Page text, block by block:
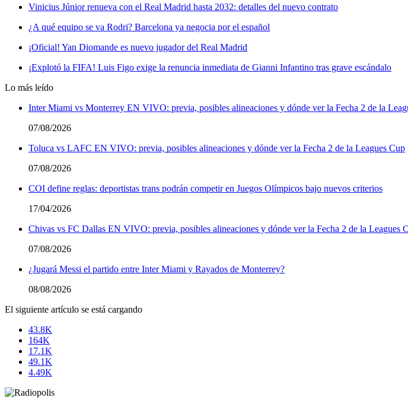
Vinicius Júnior renueva con el Real Madrid hasta 2032: detalles del nuevo contrato
¿A qué equipo se va Rodri? Barcelona ya negocia por el español
¡Oficial! Yan Diomande es nuevo jugador del Real Madrid
¡Explotó la FIFA! Luis Figo exige la renuncia inmediata de Gianni Infantino tras grave escándalo
Lo más leído
Inter Miami vs Monterrey EN VIVO: previa, posibles alineaciones y dónde ver la Fecha 2 de la
07/08/2026
Toluca vs LAFC EN VIVO: previa, posibles alineaciones y dónde ver la Fecha 2 de la Leagues Cup
07/08/2026
COI define reglas: deportistas trans podrán competir en Juegos Olímpicos bajo nuevos criterios
17/04/2026
Chivas vs FC Dallas EN VIVO: previa, posibles alineaciones y dónde ver la Fecha 2 de la Leagues
07/08/2026
¿Jugará Messi el partido entre Inter Miami y Rayados de Monterrey?
08/08/2026
El siguiente artículo se está cargando
43.8K
164K
17.1K
49.1K
4.49K